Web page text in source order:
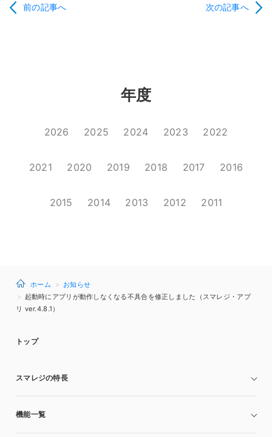
前の記事へ 次の記事へ
年度
2026 2025 2024 2023 2022
2021 2020 2019 2018 2017 2016
2015 2014 2013 2012 2011
ホーム
お知らせ
起動時にアプリが動作しなくなる不具合を修正しました（スマレジ・アプ
リ ver.4.8.1）
トップ
スマレジの特長
機能一覧